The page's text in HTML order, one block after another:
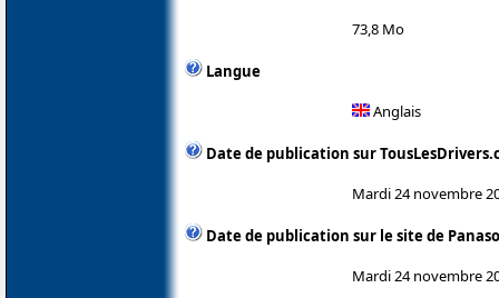
73,8 Mo
Langue
Anglais
Date de publication sur
Mardi 24 novembre
Date de publication sur le site de
Mardi 24 novembre